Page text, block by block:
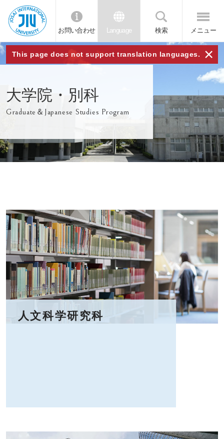
JIU 城西国
際大学
お問い合わせ Language 検索 メニュー
This page does not support translation languages. ×
大学院・別科
Graduate＆Japanese Studies Program
人文科学研究科